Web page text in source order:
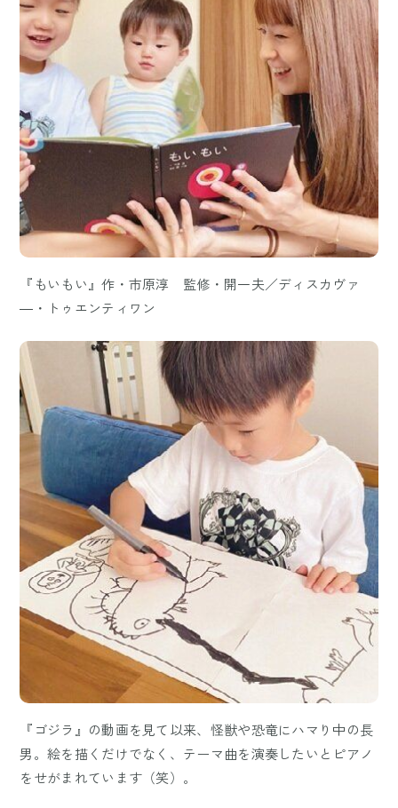
『もいもい』作・市原淳 監修・開一夫／ディスカヴァ
―・トゥエンティワン
『ゴジラ』の動画を見て以来、怪獣や恐竜にハマり中の長
男。絵を描くだけでなく、テーマ曲を演奏したいとピアノ
をせがまれています（笑）。